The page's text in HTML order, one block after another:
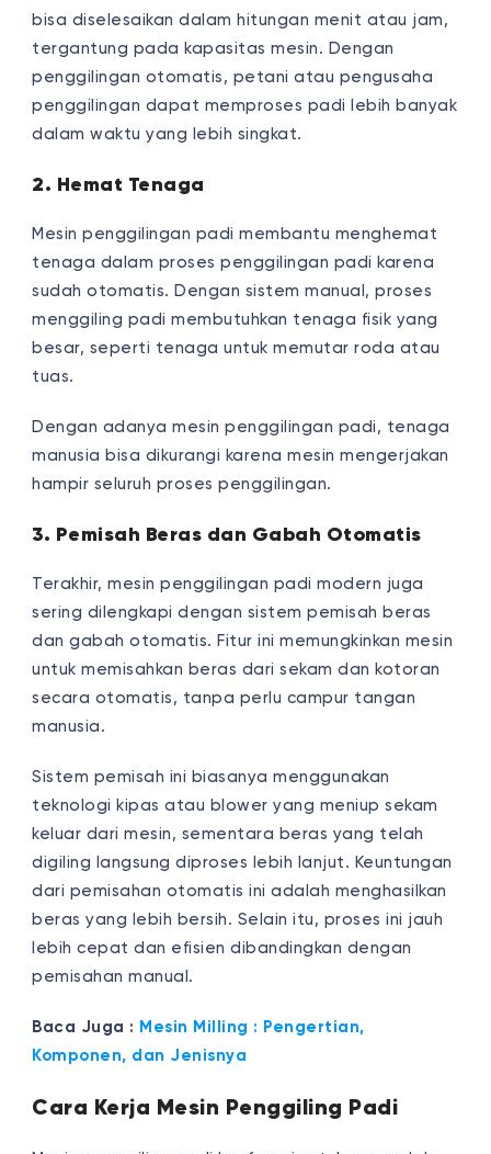
bisa diselesaikan dalam hitungan menit atau jam,
tergantung pada kapasitas mesin. Dengan
penggilingan otomatis, petani atau pengusaha
penggilingan dapat memproses padi lebih banyak
dalam waktu yang lebih singkat.
2. Hemat Tenaga
Mesin penggilingan padi membantu menghemat
tenaga dalam proses penggilingan padi karena
sudah otomatis. Dengan sistem manual, proses
menggiling padi membutuhkan tenaga fisik yang
besar, seperti tenaga untuk memutar roda atau
tuas.
Dengan adanya mesin penggilingan padi, tenaga
manusia bisa dikurangi karena mesin mengerjakan
hampir seluruh proses penggilingan.
3. Pemisah Beras dan Gabah Otomatis
Terakhir, mesin penggilingan padi modern juga
sering dilengkapi dengan sistem pemisah beras
dan gabah otomatis. Fitur ini memungkinkan mesin
untuk memisahkan beras dari sekam dan kotoran
secara otomatis, tanpa perlu campur tangan
manusia.
Sistem pemisah ini biasanya menggunakan
teknologi kipas atau blower yang meniup sekam
keluar dari mesin, sementara beras yang telah
digiling langsung diproses lebih lanjut. Keuntungan
dari pemisahan otomatis ini adalah menghasilkan
beras yang lebih bersih. Selain itu, proses ini jauh
lebih cepat dan efisien dibandingkan dengan
pemisahan manual.
Baca Juga : Mesin Milling : Pengertian,
Komponen, dan Jenisnya
Cara Kerja Mesin Penggiling Padi